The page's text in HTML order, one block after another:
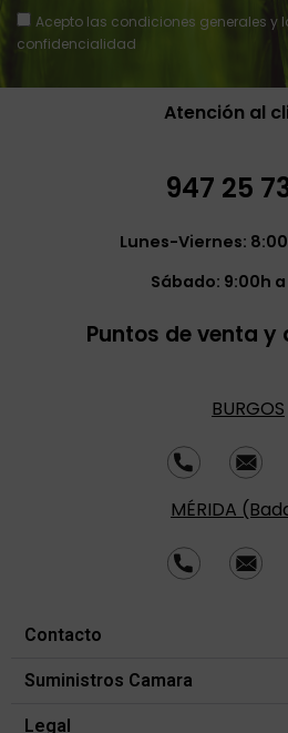
Acepto las condiciones generales y
confidencialidad
Atención al
947 25
Lunes-Viernes:
Sábado: 9:00h a
Puntos de venta
BURGOS
MÉRIDA
Contacto
Suministros Camara
Legal